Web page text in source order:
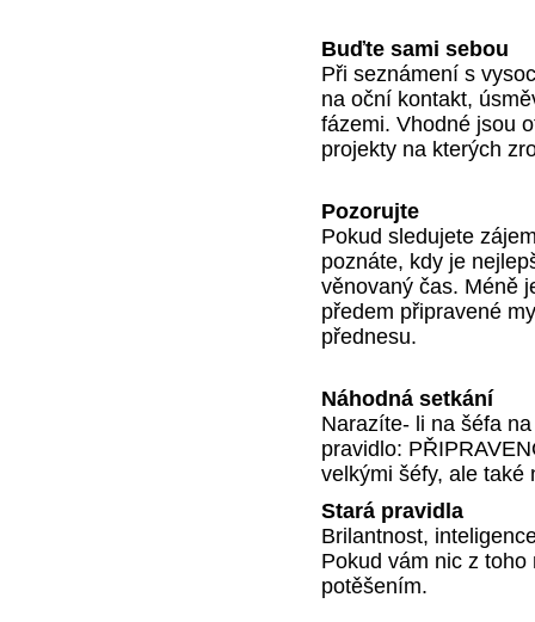
Buďte sami sebou
Při seznámení s
na oční kontakt,
fázemi. Vhodné jsou
projekty na kterých
Pozorujte
Pokud sledujete
poznáte, kdy je
věnovaný čas. Méně
předem připravené
přednesu.
Náhodná setkání
Narazíte- li na šéfa
pravidlo:
velkými šéfy, ale také
Stará pravidla
Brilantnost,
Pokud vám nic z
potěšením.